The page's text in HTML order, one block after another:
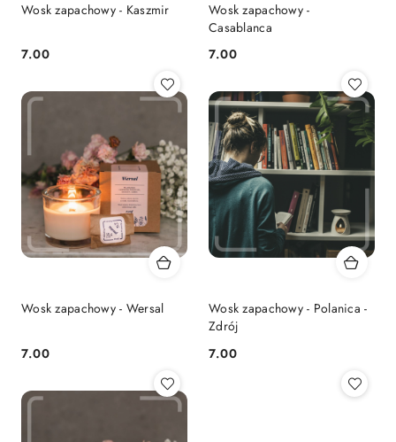
Wosk zapachowy - Kaszmir
Cena:
7.00
Wosk zapachowy -
Casablanca
Cena:
7.00
Wosk zapachowy - Wersal
Cena:
7.00
Wosk zapachowy - Polanica -
Zdrój
Cena:
7.00